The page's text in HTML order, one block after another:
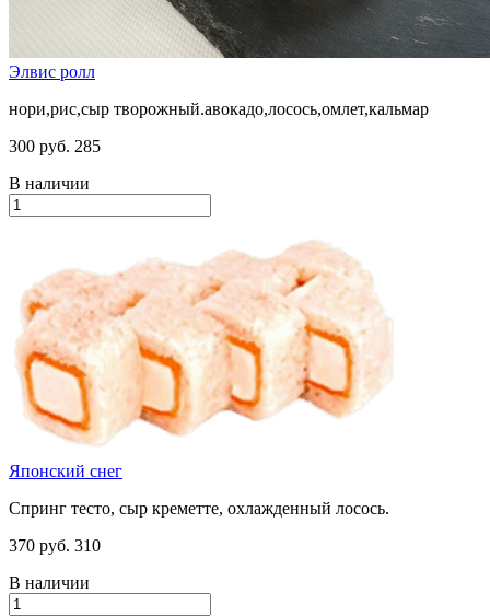
Элвис ролл
нори,рис,сыр творожный.авокадо,лосось,омлет,кальмар
300 руб. 285
В наличии
Японский снег
Спринг тесто, сыр креметте, охлажденный лосось.
370 руб. 310
В наличии